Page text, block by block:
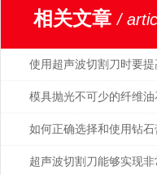
相关文章/
使用超声波切割刀时要提
如何正确选择和使用钻石